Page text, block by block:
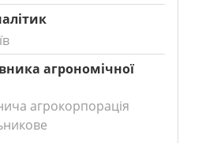
агрономічної
агрокорпорація